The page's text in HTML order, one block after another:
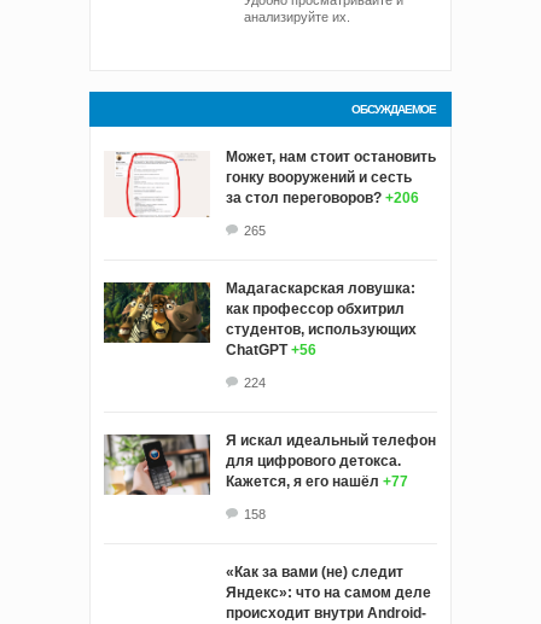
анализируйте их.
ОБСУЖДАЕМОЕ
Может, нам стоит остановить
гонку вооружений и сесть
за стол переговоров? +206
265
Мадагаскарская ловушка:
как профессор обхитрил
студентов, использующих
ChatGPT +56
224
Я искал идеальный телефон
для цифрового детокса.
Кажется, я его нашёл +77
158
«Как за вами (не) следит
Яндекс»: что на самом деле
происходит внутри Android-